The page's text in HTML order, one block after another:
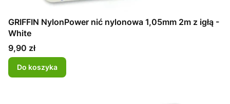
GRIFFIN NylonPower nić nylonowa 1,05mm 2m z igłą -
White
Cena
9,90 zł
Do koszyka